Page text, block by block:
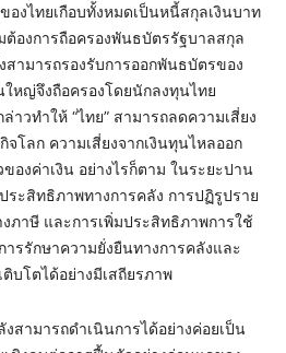
งไทยเกือบทั้งหมดเป็นหนี้สกุลเงินบาท
องการถือครองพันธบัตรรัฐบาลสกุล
สามารถรองรับการออกพันธบัตรของ
หญ่จึงถือครองโดยนักลงทุนไทย
วทำให้ “ไทย” สามารถลดความเสี่ยง
โลก ความเสี่ยงจากเงินทุนไหลออก
องค่าเงิน อย่างไรก็ตาม ในระยะปาน
ระสิทธิภาพทางการคลัง การปฏิรูปราย
ภาษี และการเพิ่มประสิทธิภาพการใช้
รรักษาความยั่งยืนทางการคลังและ
บโตได้อย่างมีเสถียรภาพ
สามารถดำเนินการได้อย่างค่อยเป็น